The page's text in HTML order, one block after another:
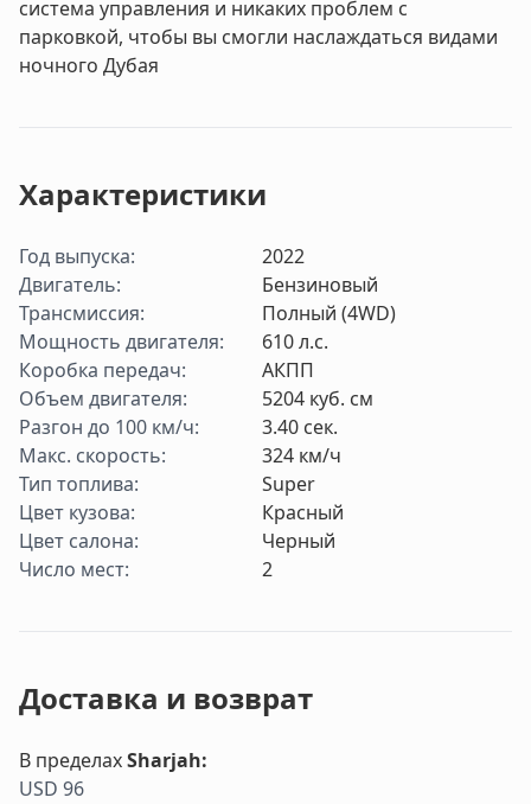
система управления и никаких проблем с
парковкой, чтобы вы смогли наслаждаться видами
ночного Дубая
Характеристики
Год выпуска:
2022
Двигатель:
Бензиновый
Трансмиссия:
Полный (4WD)
Мощность двигателя: 610л.с.
Коробка передач:
АКПП
Объем двигателя: 5204 куб. см
Разгон до 100 км/ч: 3.40 cек.
Макс. скорость: 324 км/ч
Тип топлива:
Super
Цвет кузова:
Красный
Цвет салона:
Черный
Число мест: 2
Доставка и возврат
В пределахSharjah:
USD 96